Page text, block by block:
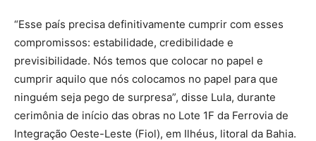
“Esse país precisa definitivamente cumprir com esses
compromissos: estabilidade, credibilidade e
previsibilidade. Nós temos que colocar no papel e
cumprir aquilo que nós colocamos no papel para que
ninguém seja pego de surpresa”, disse Lula, durante
cerimônia de início das obras no Lote 1F da Ferrovia de
Integração Oeste-Leste (Fiol), em Ilhéus, litoral da Bahia.